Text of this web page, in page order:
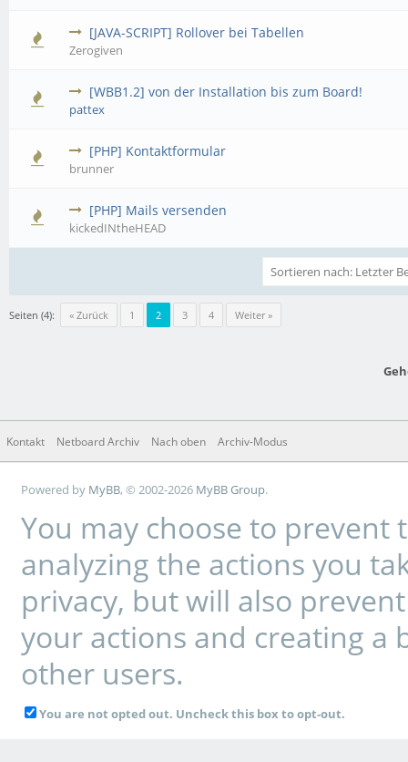
[JAVA-SCRIPT] Rollover bei Tabellen
Zerogiven
[WBB1.2] von der Installation bis zum Board!
pattex
[PHP] Kontaktformular
brunner
[PHP] Mails versenden
kickedINtheHEAD
Seiten (4): « Zurück 1 2 3 4 Weiter »
Kontakt Netboard Archiv Nach oben Archiv-Modus
Powered by MyBB, © 2002-2026 MyBB Group.
You may choose to
analyzing the actions you
privacy, but will also
your actions and creating a
other users.
You are not opted out. Uncheck this box to opt-out.